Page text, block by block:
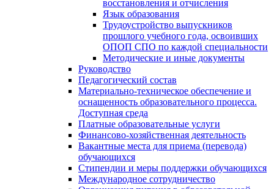
восстановления и отчисления
Язык образования
Трудоустройство выпускников
прошлого учебного года, освоивших
ОПОП СПО по каждой специальности
Методические и иные документы
Руководство
Педагогический состав
Материально-техническое обеспечение и
оснащенность образовательного процесса.
Доступная среда
Платные образовательные услуги
Финансово-хозяйственная деятельность
Вакантные места для приема (перевода)
обучающихся
Стипендии и меры поддержки обучающихся
Международное сотрудничество